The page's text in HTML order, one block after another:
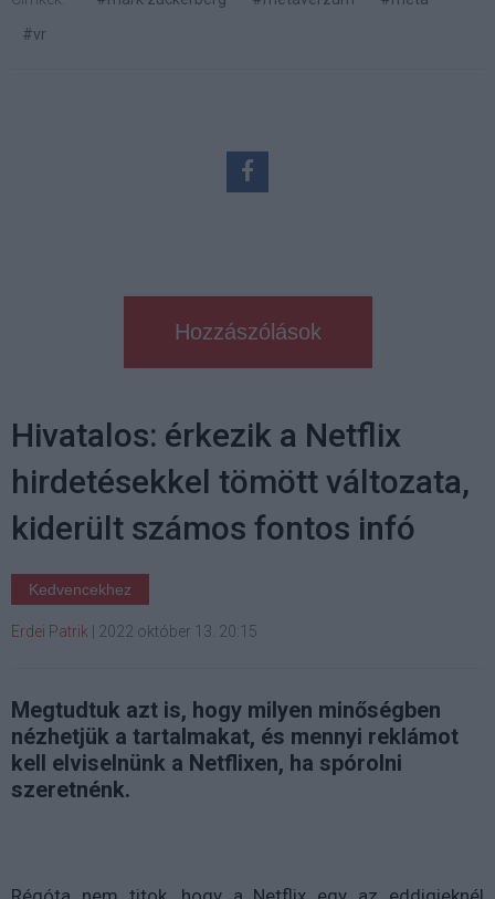
#vr
Hozzászólások
Hivatalos: érkezik a Netflix
hirdetésekkel tömött változata,
kiderült számos fontos infó
Kedvencekhez
Erdei Patrik 2022 október 13. 20:15
Megtudtuk azt is, hogy milyen minőségben
nézhetjük a tartalmakat, és mennyi reklámot
kell elviselnünk a Netflixen, ha spórolni
szeretnénk.